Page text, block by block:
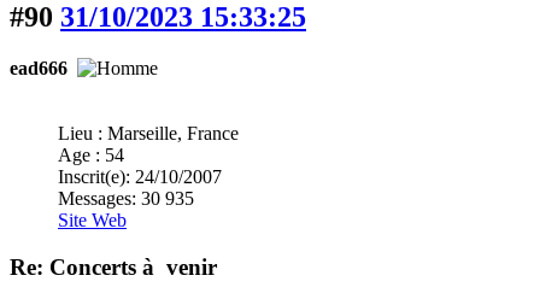
#90 31/10/2023 15:33:25
ead666
Lieu : Marseille, France
Age : 54
Inscrit(e): 24/10/2007
Messages: 30 935
Site Web
Re: Concerts à venir